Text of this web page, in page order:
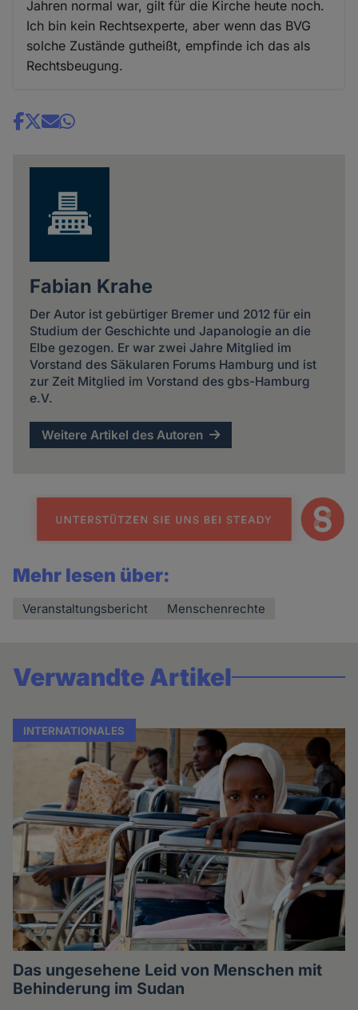
Jahren normal war, gilt für die Kirche heute noch.
Ich bin kein Rechtsexperte, aber wenn das BVG
solche Zustände gutheißt, empfinde ich das als
Rechtsbeugung.
Share
Fabian Krahe
Der Autor ist gebürtiger Bremer und 2012 für ein
Studium der Geschichte und Japanologie an die
Elbe gezogen. Er war zwei Jahre Mitglied im
Vorstand des Säkularen Forums Hamburg und ist
zur Zeit Mitglied im Vorstand des gbs-Hamburg
e.V.
Weitere Artikel des Autoren
Mehr lesen über:
Veranstaltungsbericht Menschenrechte
Verwandte Artikel
INTERNATIONALES
Das ungesehene Leid von Menschen mit
Behinderung im Sudan